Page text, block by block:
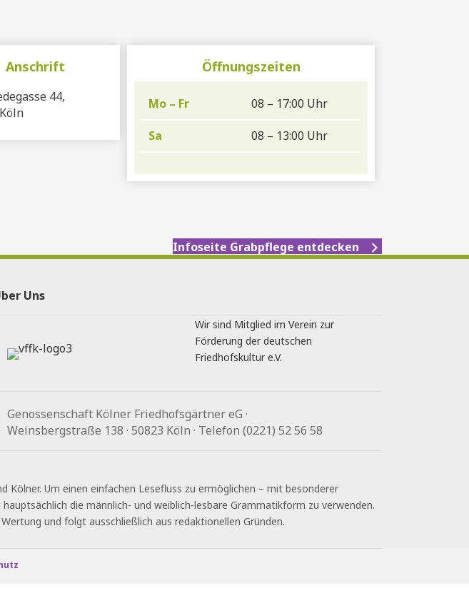
Anschrift
44,
Öffnungszeiten
Mo – Fr 08 – 17:00 Uhr
Sa 08 – 13:00 Uhr
Infoseite Grabpflege entdecken
Uns
Wir sind Mitglied im Verein zur
Förderung der deutschen
Friedhofskultur e.V.
Genossenschaft Kölner Friedhofsgärtner eG ·
Weinsbergstraße 138 · 50823 Köln · Telefon (0221) 52 56 58
Um einen einfachen Lesefluss zu ermöglichen – mit besonderer
die männlich- und weiblich-lesbare Grammatikform zu verwenden.
und folgt ausschließlich aus redaktionellen Gründen.